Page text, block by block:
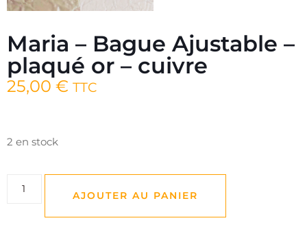
Maria – Bague Ajustable –
plaqué or – cuivre
25,00 € TTC
2 en stock
AJOUTER AU PANIER